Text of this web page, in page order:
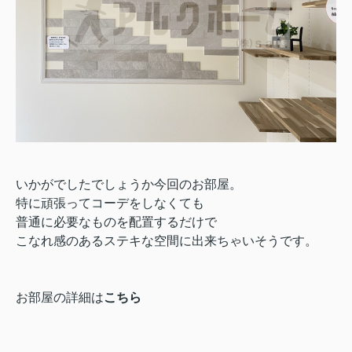
いかがでしたでしょうか今回のお部屋。
特に頑張ってコーデをしなくても
普通に必要なものを配置するだけで
こなれ感のあるステキな空間に出来ちゃいそうです。
お部屋の詳細はこちら